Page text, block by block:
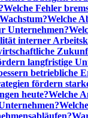
Welche Fehler
Welche
Unternehmen?
interner
langfristige
betriebliche
fördern
heute?Welche